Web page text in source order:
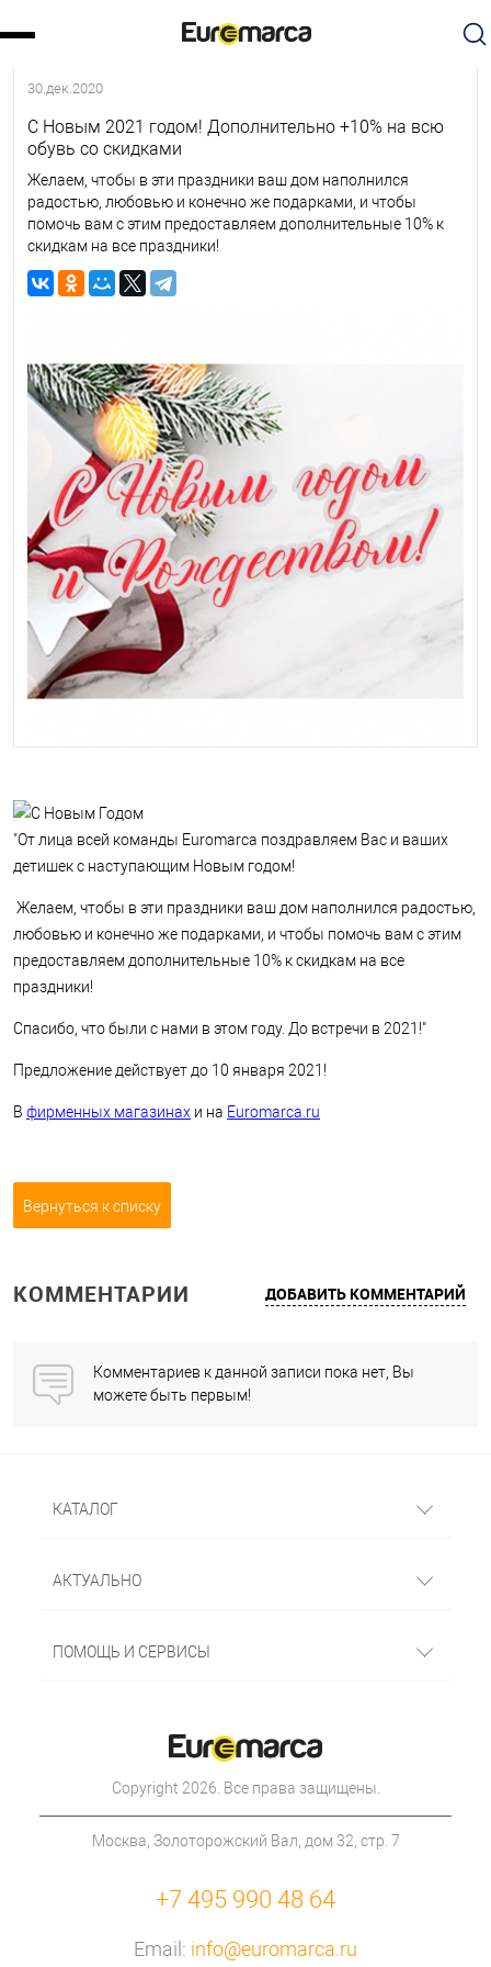
30.дек.2020
С Новым 2021 годом! Дополнительно +10% на всю
обувь со скидками
Желаем, чтобы в эти праздники ваш дом наполнился
радостью, любовью и конечно же подарками, и чтобы
помочь вам с этим предоставляем дополнительные 10% к
скидкам на все праздники!
"От лица всей команды Euromarca поздравляем Вас и ваших
детишек с наступающим Новым годом!
Желаем, чтобы в эти праздники ваш дом наполнился радостью,
любовью и конечно же подарками, и чтобы помочь вам с этим
предоставляем дополнительные 10% к скидкам на все
праздники!
Спасибо, что были с нами в этом году. До встречи в 2021!"
Предложение действует до 10 января 2021!
В фирменных магазинах и на Euromarca.ru
Вернуться к списку
КОММЕНТАРИИ ДОБАВИТЬ КОММЕНТАРИЙ
Комментариев к данной записи пока нет, Вы
можете быть первым!
КАТАЛОГ
АКТУАЛЬНО
ПОМОЩЬ И СЕРВИСЫ
Copyright 2026. Все права защищены.
Москва, Золоторожский Вал, дом 32, стр. 7
+7 495 990 48 64
Email: info@euromarca.ru